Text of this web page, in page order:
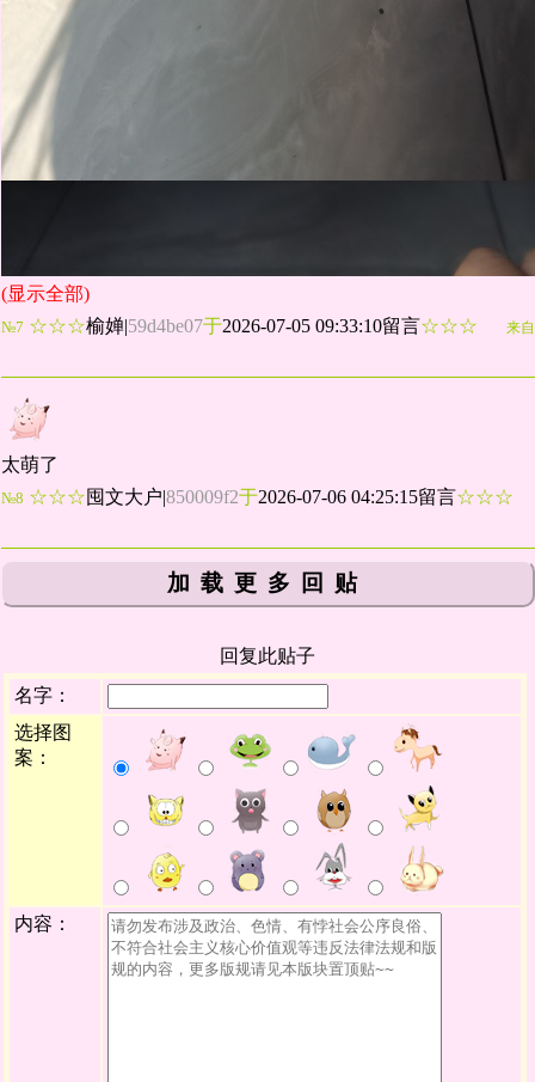
(显示全部)
№7 ☆☆☆榆婵|59d4be07于2026-07-05 09:33:10留言☆☆☆ 来
太萌了
№8 ☆☆☆囤文大户|850009f2于2026-07-06 04:25:15留言☆☆☆
加载更多回贴
回复此贴子
名字：
选择图
案：
内容：